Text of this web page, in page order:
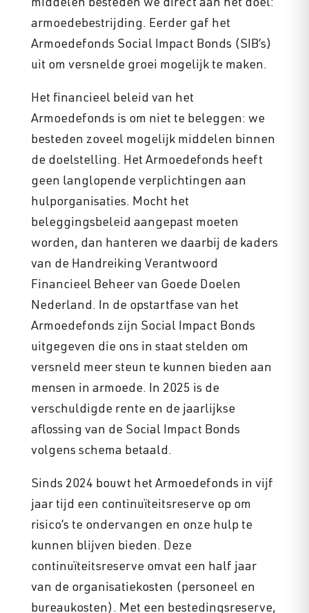
middelen besteden we direct aan het doel:
armoedebestrijding. Eerder gaf het
Armoedefonds Social Impact Bonds (SIB’s)
uit om versnelde groei mogelijk te maken.
Het financieel beleid van het
Armoedefonds is om niet te beleggen: we
besteden zoveel mogelijk middelen binnen
de doelstelling. Het Armoedefonds heeft
geen langlopende verplichtingen aan
hulporganisaties. Mocht het
beleggingsbeleid aangepast moeten
worden, dan hanteren we daarbij de kaders
van de Handreiking Verantwoord
Financieel Beheer van Goede Doelen
Nederland. In de opstartfase van het
Armoedefonds zijn Social Impact Bonds
uitgegeven die ons in staat stelden om
versneld meer steun te kunnen bieden aan
mensen in armoede. In 2025 is de
verschuldigde rente en de jaarlijkse
aflossing van de Social Impact Bonds
volgens schema betaald.
Sinds 2024 bouwt het Armoedefonds in vijf
jaar tijd een continuïteitsreserve op om
risico’s te ondervangen en onze hulp te
kunnen blijven bieden. Deze
continuïteitsreserve omvat een half jaar
van de organisatiekosten (personeel en
bureaukosten). Met een bestedingsreserve,